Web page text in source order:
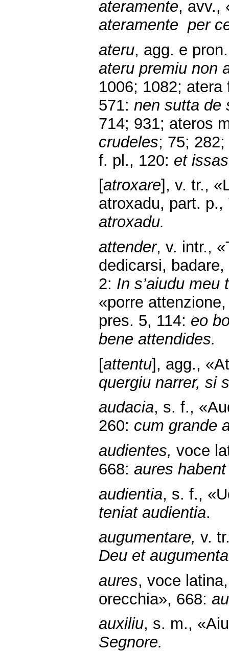
ateramente, avv.,
ateramente per
ateru, agg. e
ateru premiu non
1006; 1082;
571: nen sutta de
714; 931; ateros
crudeles; 75;
f. pl., 120: et
[atroxare], v. tr.,
atroxadu, part.
atroxadu.
attender, v. intr.,
dedicarsi,
2: In s’aiudu meu
«porre
pres. 5, 114: eo
bene attendides.
[attentu], agg.,
quergiu narrer, si
audacia, s. f.,
260: cum grande
audientes, voce
668: aures
audientia, s. f.,
teniat audientia.
augumentare, v.
Deu et
aures, voce
orecchia», 668:
auxiliu, s. m.,
Segnore.